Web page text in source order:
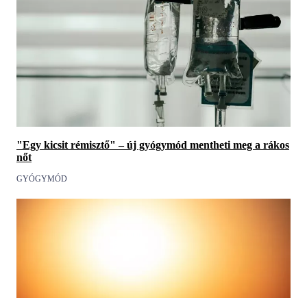
"Egy kicsit rémisztő" – új gyógymód mentheti meg a rákos
nőt
GYÓGYMÓD